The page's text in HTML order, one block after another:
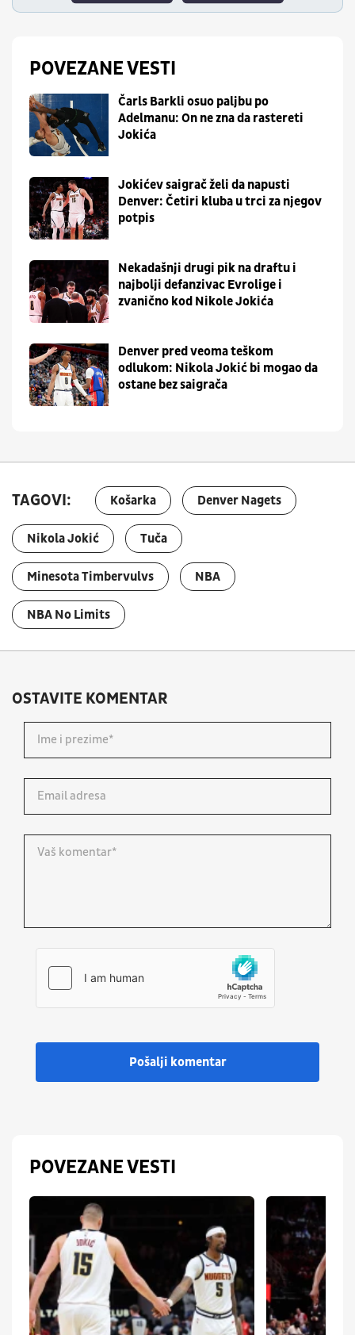
POVEZANE VESTI
Čarls Barkli osuo paljbu po
Adelmanu: On ne zna da rastereti
Jokića
Jokićev saigrač želi da napusti
Denver: Četiri kluba u trci za njegov
potpis
Nekadašnji drugi pik na draftu i
najbolji defanzivac Evrolige i
zvanično kod Nikole Jokića
Denver pred veoma teškom
odlukom: Nikola Jokić bi mogao da
ostane bez saigrača
TAGOVI: Košarka Denver Nagets
Nikola Jokić Tuča
Minesota Timbervulvs NBA
NBA No Limits
OSTAVITE KOMENTAR
Pošalji komentar
POVEZANE VESTI